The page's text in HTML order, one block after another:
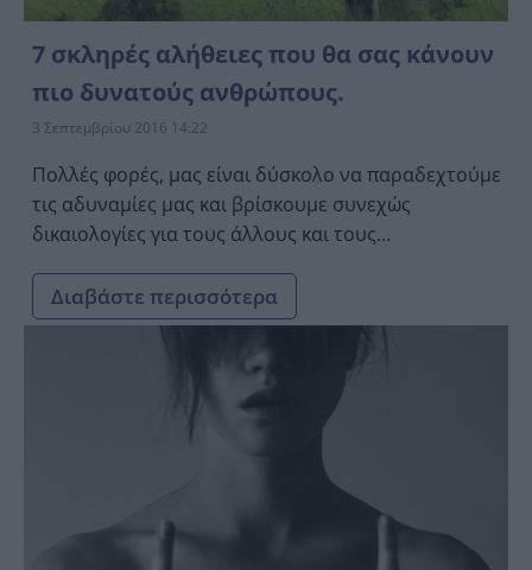
7 σκληρές αλήθειες που θα σας κάνουν
πιο δυνατούς ανθρώπους.
3 Σεπτεμβρίου 2016 14:22
Πολλές φορές, μας είναι δύσκολο να παραδεχτούμε
τις αδυναμίες μας και βρίσκουμε συνεχώς
δικαιολογίες για τους άλλους και τους...
Διαβάστε περισσότερα